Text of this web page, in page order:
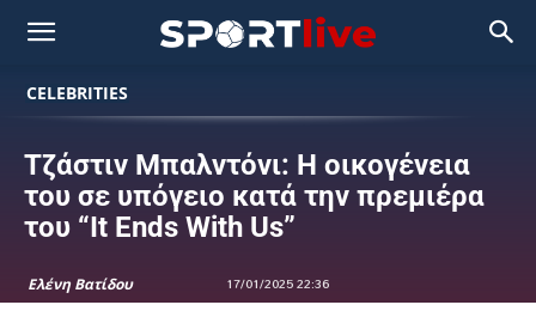
CELEBRITIES
Τζάστιν Μπαλντόνι: Η οικογένεια
του σε υπόγειο κατά την πρεμιέρα
του “It Ends With Us”
Ελένη Βατίδου 17/01/2025 22:36